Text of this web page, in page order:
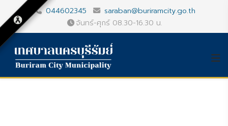
044602345
saraban@buriramcity.go.th
จันทร์-ศุกร์ 08.30-16.30 น.